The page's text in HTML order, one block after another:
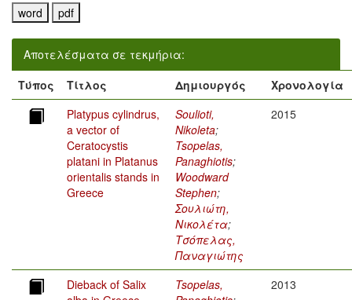
Αποτελέσματα σε τεκμήρια:
Τύπος
Τίτλος Δημιουργός
Χρονολογία
Platypus cylindrus,
a vector of
Ceratocystis
platani in Platanus
orientalis stands in
Greece
Soulioti,
Nikoleta;
Tsopelas,
Panaghiotis;
Woodward
Stephen;
Σουλιώτη,
Νικολέτα;
Τσόπελας,
Παναγιώτης
2015
Dieback of Salix
Tsopelas,
2013